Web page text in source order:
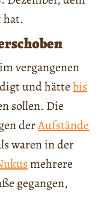
hat.
vergangenen
und hättebis
sollen. Die
derAufstände
waren in der
mehrere
gegangen,